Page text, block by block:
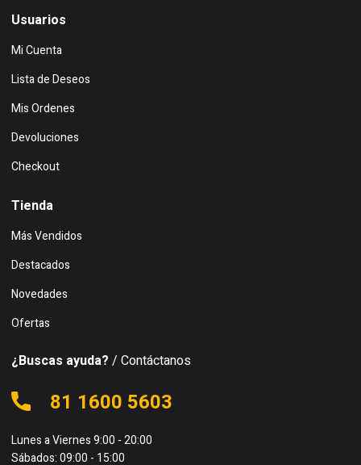
Usuarios
Mi Cuenta
Lista de Deseos
Mis Ordenes
Devoluciones
Checkout
Tienda
Más Vendidos
Destacados
Novedades
Ofertas
¿Buscas ayuda? / Contáctanos
81 1600 5603
Lunes a Viernes 9:00 - 20:00
Sábados: 09:00 - 15:00